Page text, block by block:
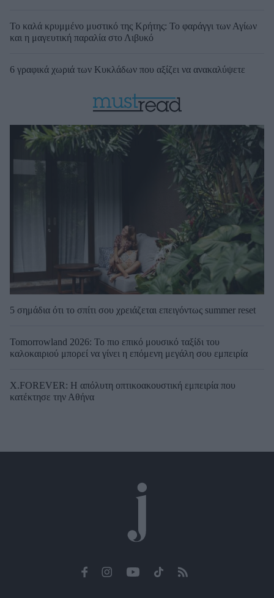
Το καλά κρυμμένο μυστικό της Κρήτης: Το φαράγγι των Αγίων
και η μαγευτική παραλία στο Λιβυκό
6 γραφικά χωριά των Κυκλάδων που αξίζει να ανακαλύψετε
5 σημάδια ότι το σπίτι σου χρειάζεται επειγόντως summer reset
Tomorrowland 2026: Το πιο επικό μουσικό ταξίδι του
καλοκαιριού μπορεί να γίνει η επόμενη μεγάλη σου εμπειρία
X.FOREVER: Η απόλυτη οπτικοακουστική εμπειρία που
κατέκτησε την Αθήνα